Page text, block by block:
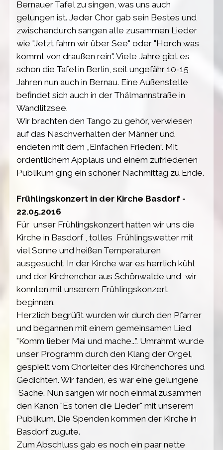
Bernauer Tafel zu singen, was uns auch
gelungen ist. Jeder Chor gab sein Bestes und
zwischendurch sangen alle zusammen Lieder
wie "Jetzt fahrn wir über See" oder "Horch was
kommt von draußen rein". Viele Jahre gibt es
schon die Tafel in Berlin, seit ungefähr 10-15
Jahren nun auch in Bernau. Eine Außenstelle
befindet sich auch in der Thälmannstraße in
Wandlitzsee.
Wir brachten den Tango zu gehör, verwiesen
auf das Naschverhalten der Männer und
endeten mit dem „Einfachen Frieden“. Mit
ordentlichem Applaus und einem zufriedenen
Publikum ging ein schöner Nachmittag zu Ende.
Frühlingskonzert in der Kirche Basdorf -
22.05.2016
Für unser Frühlingskonzert hatten wir uns die
Kirche in Basdorf , tolles Frühlingswetter mit
viel Sonne und heißen Temperaturen
ausgesucht. In der Kirche war es herrlich kühl
und der Kirchenchor aus Schönwalde und wir
konnten mit unserem Frühlingskonzert
beginnen.
Herzlich begrüßt wurden wir durch den Pfarrer
und begannen mit einem gemeinsamen Lied
"Komm lieber Mai und mache...". Umrahmt wurde
unser Programm durch den Klang der Orgel,
gespielt vom Chorleiter des Kirchenchores und
Gedichten. Wir fanden, es war eine gelungene
Sache. Nun sangen wir noch einmal zusammen
den Kanon "Es tönen die Lieder" mit unserem
Publikum. Die Spenden kommen der Kirche in
Basdorf zugute.
Zum Abschluss gab es noch ein paar nette